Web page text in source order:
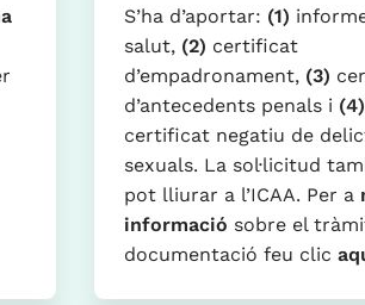
S’ha d’aportar: (1)
salut, (2) certificat
d’empadronament, (3)
d’antecedents penals i (4)
certificat negatiu de
sexuals. La sol·licitud
pot lliurar a l’ICAA. Per a
informació sobre el
documentació feu clic